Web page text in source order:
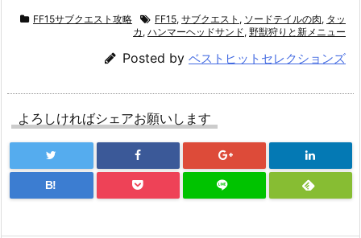
FF15サブクエスト攻略 FF15, サブクエスト , ソードテイルの肉, タッ
カ , ハンマーヘッドサンド, 野獣狩りと新メニュー
Posted by ベストヒットセレクションズ
よろしければシェアお願いします
B!